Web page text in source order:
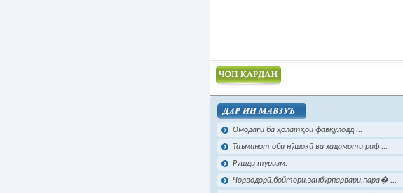
Чоп намудан
Омодагӣ ба ҳолатҳои фавқулодд ...
Таъминот оби нӯшокӣ ва хадамоти риф ...
Рушди туризм.
Чорводорӣ,бойтори,занбурпарвари,пара� ...